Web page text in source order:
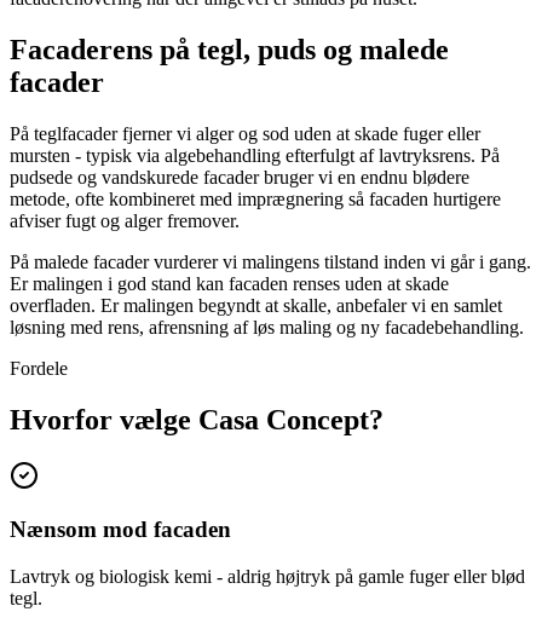
Facaderens på tegl, puds og malede
facader
På teglfacader fjerner vi alger og sod uden at skade fuger eller
mursten - typisk via algebehandling efterfulgt af lavtryksrens. På
pudsede og vandskurede facader bruger vi en endnu blødere
metode, ofte kombineret med imprægnering så facaden hurtigere
afviser fugt og alger fremover.
På malede facader vurderer vi malingens tilstand inden vi går i gang.
Er malingen i god stand kan facaden renses uden at skade
overfladen. Er malingen begyndt at skalle, anbefaler vi en samlet
løsning med rens, afrensning af løs maling og ny facadebehandling.
Fordele
Hvorfor vælge Casa Concept?
Nænsom mod facaden
Lavtryk og biologisk kemi - aldrig højtryk på gamle fuger eller blød
tegl.